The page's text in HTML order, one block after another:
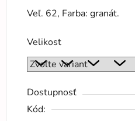
Veľ. 62, Farba: granát.
Velikost
Dostupnosť
Kód: